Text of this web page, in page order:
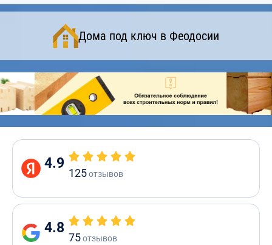
Дома под ключ в Феодосии
4.9
125отзывов
4.8
75отзывов